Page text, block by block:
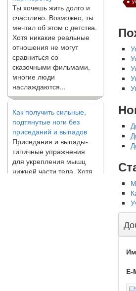
счастливо. Возможно, ты
мечтал об этом с детства.
Хотя никакие реальные
отношения не могут
сравниться со
сказочными фильмами,
многие люди
наслаждаются...
Как получить сильные,
подтянутые ноги без
приседаний и выпадов
Приседания и выпады-
типичные упражнения
для укрепления мышц
нижней части тела. Хотя
они чрезвычайно
E-